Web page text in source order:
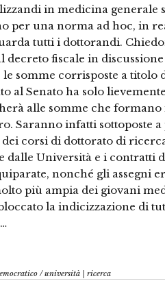
in medicina generale
per una norma ad hoc, in
tutti i dottorandi.
decreto fiscale in
somme corrisposte a titolo
al Senato ha solo
alle somme che
Saranno infatti sottoposte
corsi di dottorato di
dalle Università e i contratti
nonché gli assegni
più ampia dei giovani
la indicizzazione di
/università | ricerca